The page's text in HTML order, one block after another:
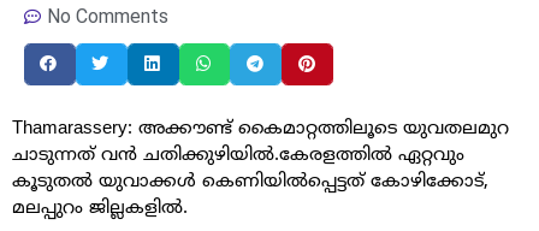
No Comments
Thamarassery: അക്കൗണ്ട് കൈമാറ്റത്തിലൂടെ യുവതലമുറ
ചാടുന്നത് വൻ ചതിക്കുഴിയിൽ.കേരളത്തിൽ ഏറ്റവും
കൂടുതൽ യുവാക്കൾ കെണിയിൽപ്പെട്ടത് കോഴിക്കോട്,
മലപ്പുറം ജില്ലകളിൽ.